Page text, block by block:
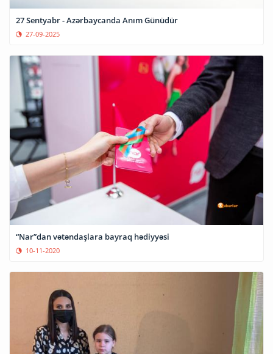
27 Sentyabr - Azərbaycanda Anım Günüdür
27-09-2025
“Nar”dan vətəndaşlara bayraq hədiyyəsi
10-11-2020